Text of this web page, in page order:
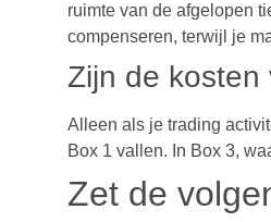
ruimte van de afgelopen
compenseren, terwijl je
Zijn de
Alleen als je trading
Box 1 vallen. In Box 3,
Zet de